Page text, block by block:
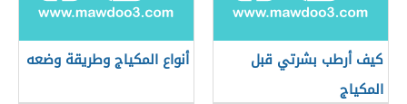
كيف أرطب بشرتي قبل
المكياج
أنواع المكياج وطريقة وضعه